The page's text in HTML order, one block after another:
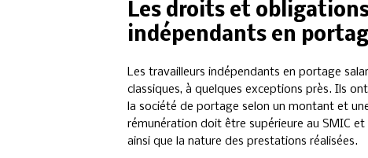
Les droits et
indépendants en
Les travailleurs indépendants en portage
classiques, à quelques exceptions près. Ils
la société de portage selon un montant et
rémunération doit être supérieure au SMIC
ainsi que la nature des prestations réalisées.